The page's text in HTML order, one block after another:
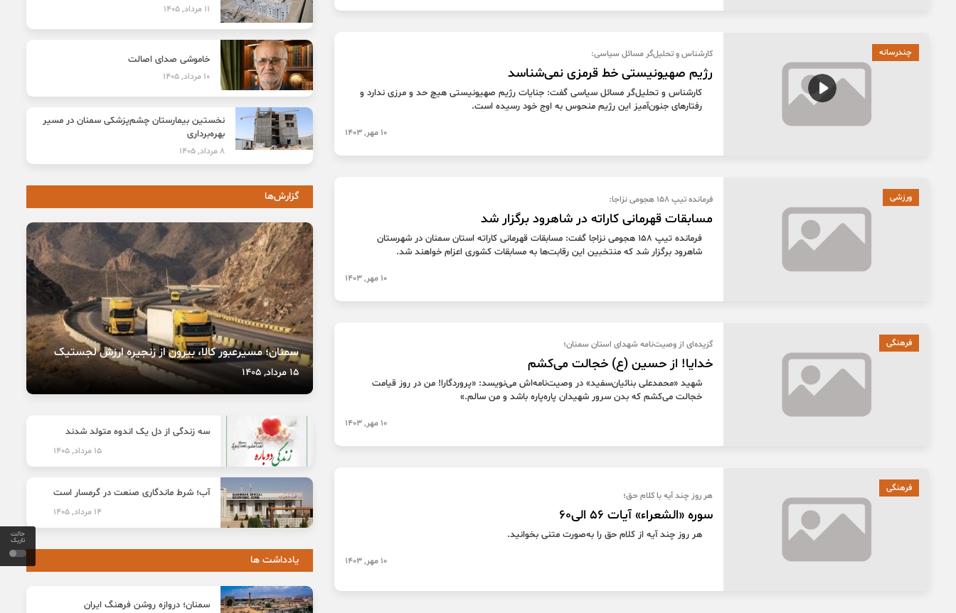
حالت
تاریک
چندرسانه کارشناس و تحلیل‌گر مسائل سیاسی:
رژیم صهیونیستی خط قرمزی نمی‌شناسد
کارشناس و تحلیل‌گر مسائل سیاسی گفت: جنایات رژیم صهیونیستی هیچ حد و مرزی ندارد و
رفتارهای جنون‌آمیز این رژیم منحوس به اوج خود رسیده است.
10 مهر, 1403
ورزشی فرمانده تیپ ۱۵۸ هجومی نزاجا:
مسابقات قهرمانی کاراته در شاهرود برگزار شد
فرمانده تیپ ۱۵۸ هجومی نزاجا گفت: مسابقات قهرمانی کاراته استان سمنان در شهرستان
شاهرود برگزار شد که منتخبین این رقابت‌ها به مسابقات کشوری اعزام خواهند شد.
10 مهر, 1403
فرهنگی گزیده‌ای از وصیت‌نامه شهدای استان سمنان؛
خدایا! از حسین (ع) خجالت می‌کشم
شهید «محمدعلی بنائیان‌سفید» در وصیت‌نامه‌اش می‌نویسد: «پروردگارا! من در روز قیامت
خجالت می‌کشم که بدن سرور شهیدان پاره‌پاره باشد و من سالم.»
10 مهر, 1403
فرهنگی
هر روز چند آیه با کلام حق؛
سوره «الشعراء» آیات 56 الی60
هر روز چند آیه از کلام حق را به‌صورت متنی بخوانید.
10 مهر, 1403
11 مرداد, 1405
خاموشی صدای اصالت
10 مرداد, 1405
نخستین بیمارستان چشم‌پزشکی سمنان در مسیر
بهره‌برداری
8 مرداد, 1405
گزارش‌ها
سمنان؛ مسیرعبور کالا، بیرون از زنجیره ارزش لجستیک
15 مرداد, 1405
سه زندگی از دل یک اندوه متولد شدند
15 مرداد, 1405
آب؛ شرط ماندگاری صنعت در گرمسار است
14 مرداد, 1405
یادداشت ها
سمنان؛ دروازه روشن فرهنگ ایران